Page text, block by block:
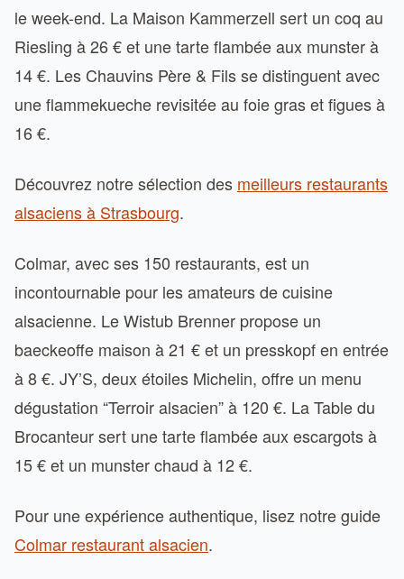
le week-end. La Maison Kammerzell sert un coq au
Riesling à 26 € et une tarte flambée aux munster à
14 €. Les Chauvins Père & Fils se distinguent avec
une flammekueche revisitée au foie gras et figues à
16 €.
Découvrez notre sélection des meilleurs restaurants
alsaciens à Strasbourg.
Colmar, avec ses 150 restaurants, est un
incontournable pour les amateurs de cuisine
alsacienne. Le Wistub Brenner propose un
baeckeoffe maison à 21 € et un presskopf en entrée
à 8 €. JY’S, deux étoiles Michelin, offre un menu
dégustation “Terroir alsacien” à 120 €. La Table du
Brocanteur sert une tarte flambée aux escargots à
15 € et un munster chaud à 12 €.
Pour une expérience authentique, lisez notre guide
Colmar restaurant alsacien.